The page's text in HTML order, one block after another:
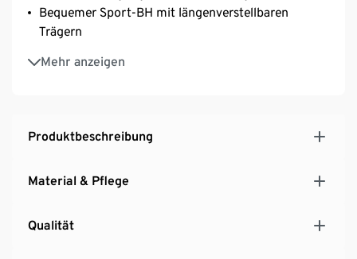
Bequemer Sport-BH mit längenverstellbaren
Trägern
Mehr anzeigen
Rippstruktur mit Raffung
Produktbeschreibung
Material & Pflege
Qualität